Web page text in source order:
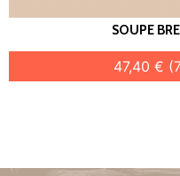
SOUPE
47,40 €